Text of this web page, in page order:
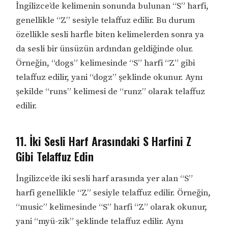
İngilizce’de kelimenin sonunda bulunan “S” harfi,
genellikle “Z” sesiyle telaffuz edilir. Bu durum
özellikle sesli harfle biten kelimelerden sonra ya
da sesli bir ünsüzün ardından geldiğinde olur.
Örneğin, “dogs” kelimesinde “S” harfi “Z” gibi
telaffuz edilir, yani “dogz” şeklinde okunur. Aynı
şekilde “runs” kelimesi de “runz” olarak telaffuz
edilir.
11. İki Sesli Harf Arasındaki S Harfini Z
Gibi Telaffuz Edin
İngilizce’de iki sesli harf arasında yer alan “S”
harfi genellikle “Z” sesiyle telaffuz edilir. Örneğin,
“music” kelimesinde “S” harfi “Z” olarak okunur,
yani “myü-zik” şeklinde telaffuz edilir. Aynı